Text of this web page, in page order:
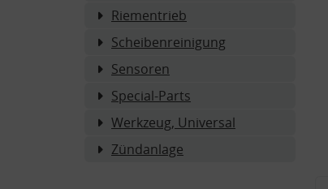
Riementrieb
Scheibenreinigung
Sensoren
Special-Parts
Werkzeug, Universal
Zündanlage